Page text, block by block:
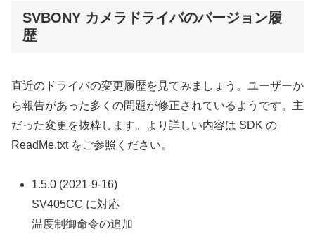
SVBONY カメラドライバのバージョン履
歴
直近のドライバの変更履歴を見てみましょう。ユーザーか
ら報告があった多くの問題が修正されているようです。主
だった変更を抜粋します。より詳しい内容は SDK の
ReadMe.txt をご参照ください。
1.5.0 (2021-9-16)
SV405CC に対応
温度制御命令の追加